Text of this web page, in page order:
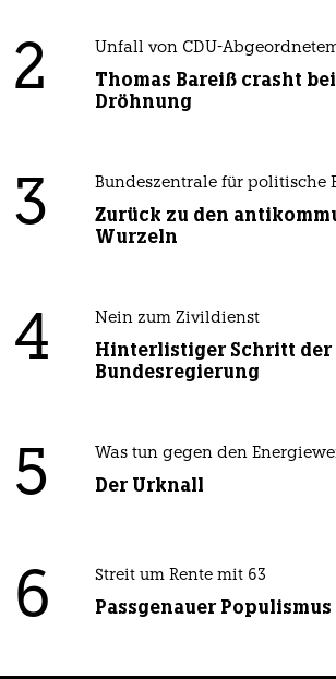
2 Unfall von CDU-
Thomas Bareiß crasht
Dröhnung
3 Bundeszentrale für politische
Zurück zu den
Wurzeln
4 Nein zum Zivildienst
Hinterlistiger Schritt der
Bundesregierung
5 Was tun gegen den
Der Urknall
6 Streit um Rente mit 63
Passgenauer Populismus